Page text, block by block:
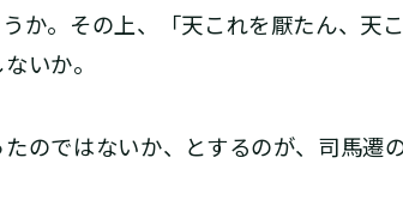
か。その上、「天これを厭たん、天
いか。
のではないか、とするのが、司馬遷